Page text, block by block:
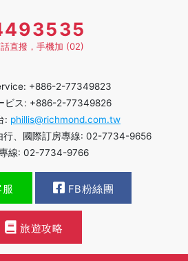
直撥，手機加 (02)
+886-2-77349823
ビス: +886-2-77349826
: phillis@richmond.com.tw
行、國際訂房專線: 02-7734-9656
線: 02-7734-9766
FB粉絲團
旅遊攻略